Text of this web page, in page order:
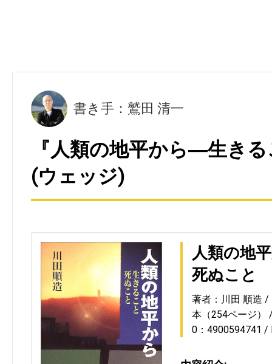
書き手：鷲田 清一
『人類の地平から―生き
(ウェッジ)
人類の地
死ぬこと
著者：川田 順造
本（254ページ）
0：4900594741